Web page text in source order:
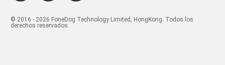
© 2016 - 2026 FoneDog Technology Limited, HongKong. Todos los
derechos reservados.